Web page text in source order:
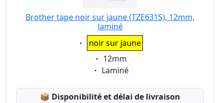
Brother tape noir sur jaune (TZE631S), 12mm,
laminé
Eigenschaft:
noir sur jaune
Eigenschaft:
12mm
Eigenschaft:
Laminé
📦 Lagerstatus:
Disponibilité et délai de livraison